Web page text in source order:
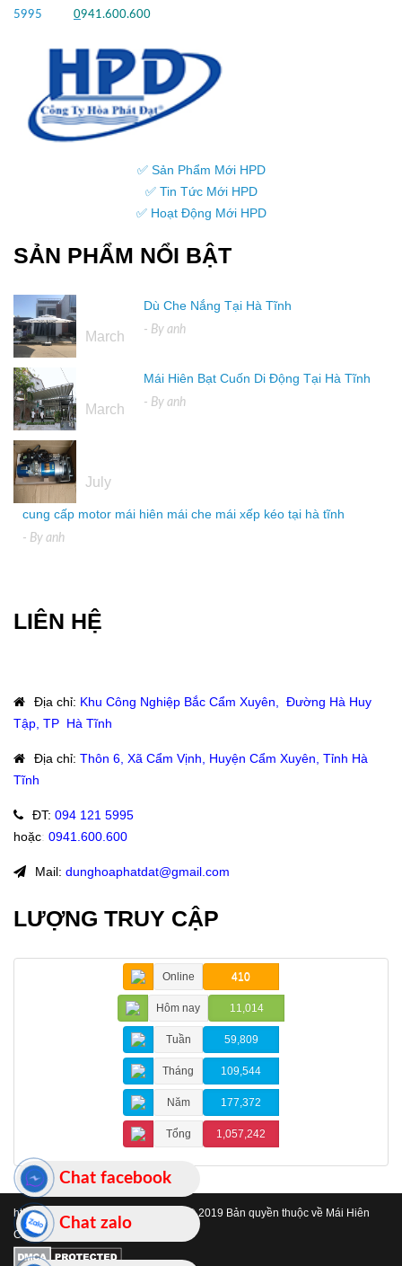
5995
0941.600.600
✅ Sản Phẩm Mới HPD
✅ Tin Tức Mới HPD
✅ Hoạt Động Mới HPD
SẢN PHẨM NỔI BẬT
March
Dù Che Nắng Tại Hà Tĩnh
- By anh
March
Mái Hiên Bạt Cuốn Di Động Tại Hà Tĩnh
- By anh
July
cung cấp motor mái hiên mái che mái xếp kéo tại hà tĩnh
- By anh
LIÊN HỆ
Địa chỉ: Khu Công Nghiệp Bắc Cẩm Xuyên, Đường Hà Huy
Tập, TP Hà Tĩnh
Địa chỉ: Thôn 6, Xã Cẩm Vịnh, Huyện Cẩm Xuyên, Tỉnh Hà
Tĩnh
ĐT: 094 121 5995
hoặc: 0941.600.600
Mail: dunghoaphatdat@gmail.com
LƯỢNG TRUY CẬP
Online 410
Hôm nay 11,014
Tuần 59,809
Tháng 109,544
Năm 177,372
Tổng 1,057,242
https://www.maihienchehatinh.com/
© 2019 Bản quyền thuộc về Mái Hiên
Che Hà Tĩnh
Chat zalo
Chat facebook